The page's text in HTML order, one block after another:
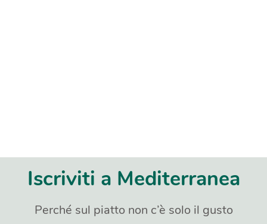
Iscriviti a Mediterranea
Perché sul piatto non c’è solo il gusto